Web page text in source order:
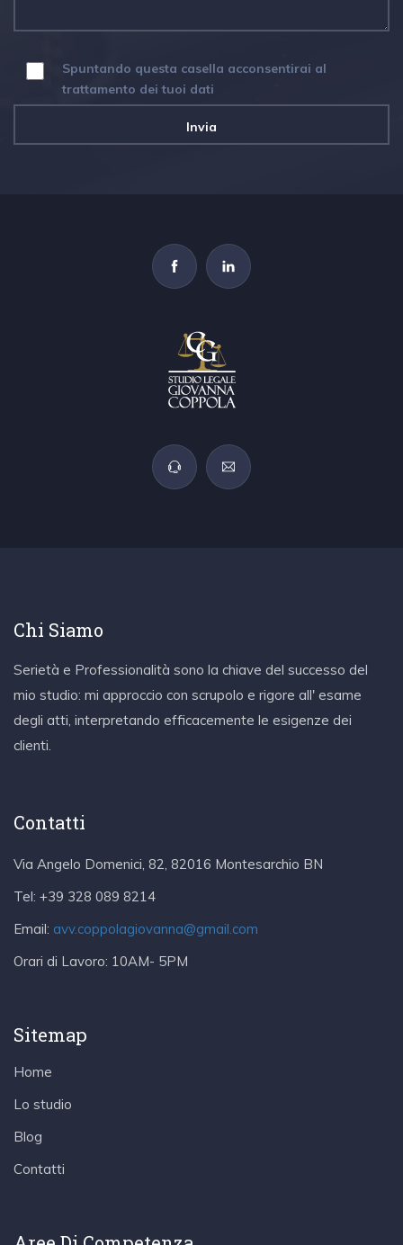
Spuntando questa casella acconsentirai al
trattamento dei tuoi dati
Chi Siamo
Serietà e Professionalità sono la chiave del successo del
mio studio: mi approccio con scrupolo e rigore all' esame
degli atti, interpretando efficacemente le esigenze dei
clienti.
Contatti
Via Angelo Domenici, 82, 82016 Montesarchio BN
Tel: +39 328 089 8214
Email: avv.coppolagiovanna@gmail.com
Orari di Lavoro: 10AM- 5PM
Sitemap
Home
Lo studio
Blog
Contatti